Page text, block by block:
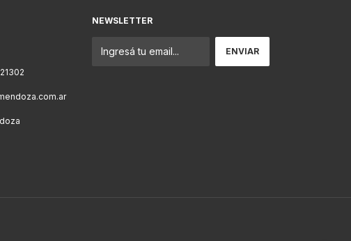
NEWSLETTER